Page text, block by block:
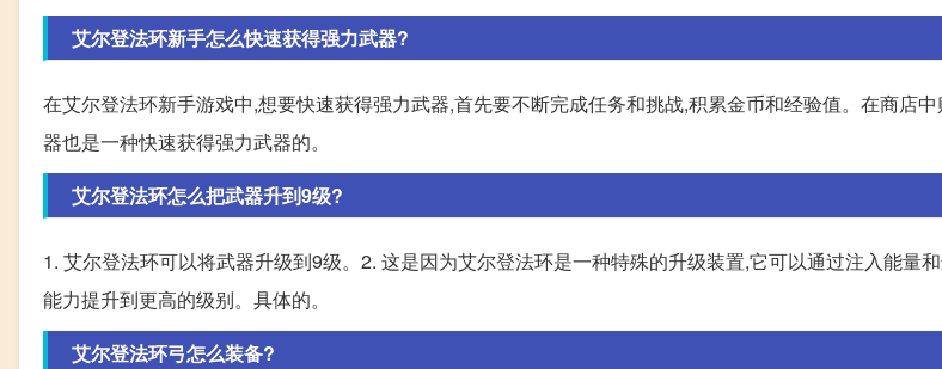
艾尔登法环新手怎么快速获得强力武器?
在艾尔登法环新手游戏中,想要快速获得强力武器,首先要不断完成任务和挑战,积累金币和经验值。在商店
器也是一种快速获得强力武器的。
艾尔登法环怎么把武器升到9级?
1. 艾尔登法环可以将武器升级到9级。2. 这是因为艾尔登法环是一种特殊的升级装置,它可以通过注入能量
能力提升到更高的级别。具体的。
艾尔登法环弓怎么装备?